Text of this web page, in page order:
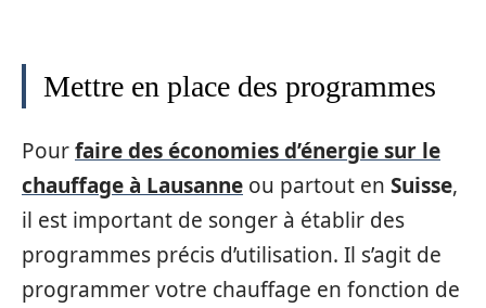
Mettre en place des programmes
Pourfaire des économies d’énergie sur le
chauffage à Lausanne ou partout en Suisse,
il est important de songer à établir des
programmes précis d’utilisation. Il s’agit de
programmer votre chauffage en fonction de